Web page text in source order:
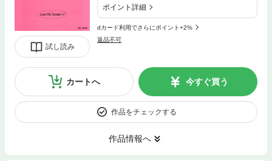
試し読み
ポイント詳細
dカード利用でさらにポイント+2%
返品不可
カートへ 今すぐ買う
作品をチェックする
作品情報へ